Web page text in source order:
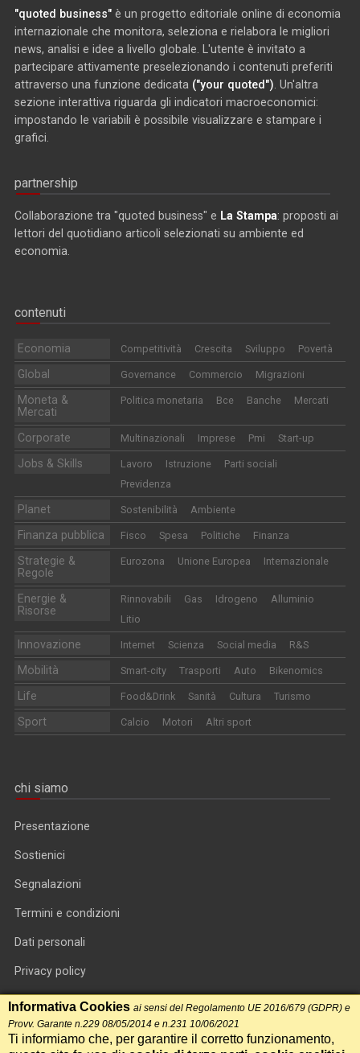
"quoted business" è un progetto editoriale online di economia
internazionale che monitora, seleziona e rielabora le migliori
news, analisi e idee a livello globale. L'utente è invitato a
partecipare attivamente preselezionando i contenuti preferiti
attraverso una funzione dedicata ("your quoted") . Un'altra
sezione interattiva riguarda gli indicatori macroeconomici:
impostando le variabili è possibile visualizzare e stampare i
grafici.
partnership
Collaborazione tra "quoted business" e La Stampa: proposti ai
lettori del quotidiano articoli selezionati su ambiente ed
economia.
contenuti
Economia Competitività Crescita Sviluppo Povertà
Global Governance Commercio Migrazioni
Moneta &
Mercati
Politica monetaria Bce Banche Mercati
Corporate Multinazionali Imprese Pmi Start-up
Jobs & Skills Lavoro Istruzione
Parti sociali
Previdenza
Planet Sostenibilità Ambiente
Finanza pubblica Fisco Spesa Politiche Finanza
Strategie &
Regole
Eurozona Unione Europea Internazionale
Energie &
Risorse
Rinnovabili Gas Idrogeno
Alluminio
Litio
Innovazione Internet Scienza Social media R&S
Mobilità Smart-city Trasporti Auto Bikenomics
Life Food&Drink Sanità Cultura Turismo
Sport Calcio Motori Altri sport
chi siamo
Presentazione
Sostienici
Segnalazioni
Termini e condizioni
Dati personali
Privacy policy
Informativa cookie
RSS feed
Informativa Cookies ai sensi del Regolamento UE 2016/679 (GDPR) e
Provv. Garante n.229 08/05/2014 e n.231 10/06/2021
Ti informiamo che, per garantire il corretto funzionamento,